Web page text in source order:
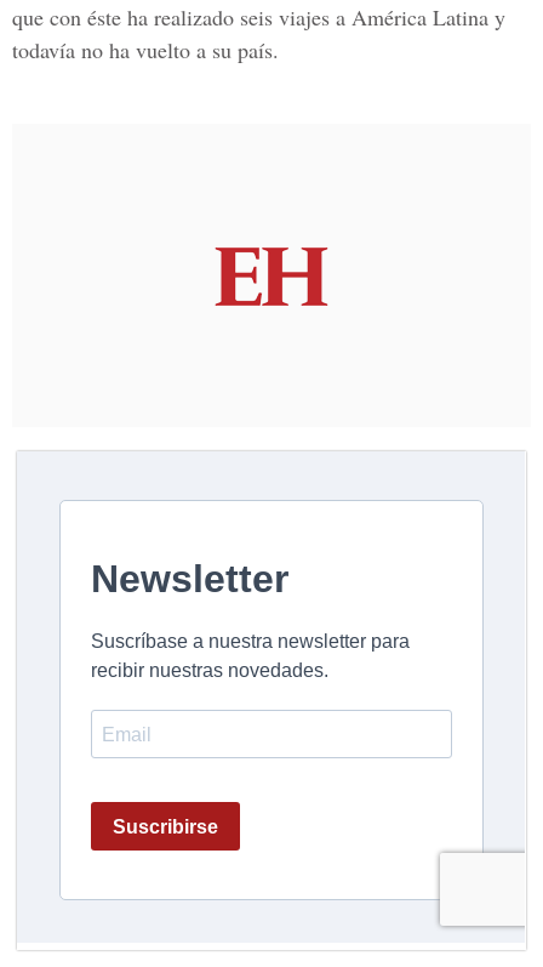
que con éste ha realizado seis viajes a América Latina y
todavía no ha vuelto a su país.